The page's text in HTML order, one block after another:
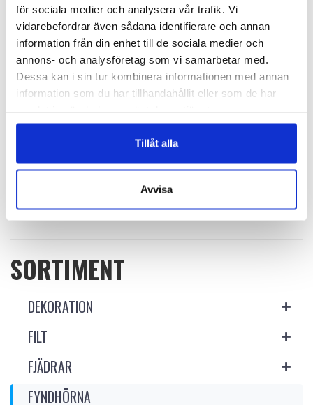
för sociala medier och analysera vår trafik. Vi
vidarebefordrar även sådana identifierare och annan
information från din enhet till de sociala medier och
annons- och analysföretag som vi samarbetar med.
Dessa kan i sin tur kombinera informationen med annan
information som du har tillhandahållit eller som de har
Tillåt alla
Avvisa
ODEKORERAD FILTHATT – H013 ODEKORERAD FILTHATT – H007
Logga in för att se pris
SORTIMENT
DEKORATION
FILT
FJÄDRAR
FYNDHÖRNA